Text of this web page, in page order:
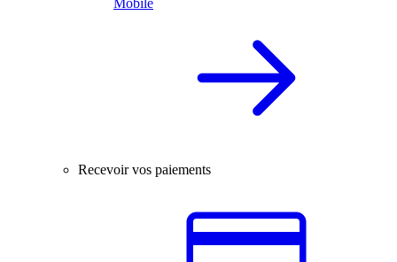
Mobile
Recevoir vos paiements